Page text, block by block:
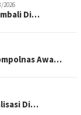
2026
Di…
Awa…
Di…